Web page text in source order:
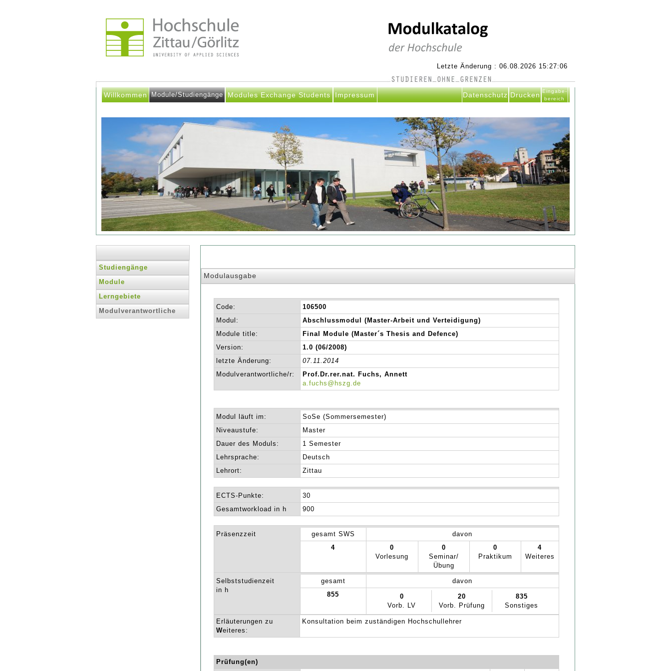
Letzte Änderung : 06.08.2026 15:27:06
Willkommen Module/Studiengänge Modules Exchange Students Impressum Datenschutz Drucken Eingabe-
bereich
Studiengänge
Module
Lerngebiete
Modulverantwortliche
Modulausgabe
Code:
106500
Modul:
Abschlussmodul (Master-Arbeit und Verteidigung)
Module title:
Final Module (Master´s Thesis and Defence)
Version:
1.0 (06/2008)
letzte Änderung:
07.11.2014
Modulverantwortliche/r:
Prof.Dr.rer.nat. Fuchs, Annett
a.fuchs@hszg.de
Modul läuft im:
SoSe (Sommersemester)
Niveaustufe:
Master
Dauer des Moduls:
1 Semester
Lehrsprache:
Deutsch
Lehrort:
Zittau
ECTS-Punkte:
30
Gesamtworkload in h
900
Präsenzzeit gesamt SWS
davon
4
0
Vorlesung
0
Seminar/
Übung
0
Praktikum
4
Weiteres
Selbststudienzeit
in h
gesamt
davon
855
0
Vorb. LV
20
Vorb. Prüfung
835
Sonstiges
Erläuterungen zu
Weiteres:
Konsultation beim zuständigen Hochschullehrer
Prüfung(en)